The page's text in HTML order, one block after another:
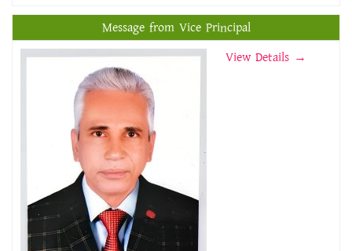
Message from Vice Principal
View Details →